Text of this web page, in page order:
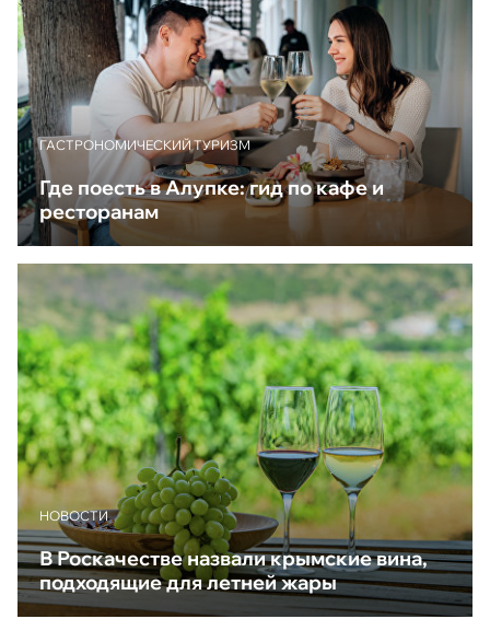
ГАСТРОНОМИЧЕСКИЙ ТУРИЗМ
Где поесть в Алупке: гид по кафе и
ресторанам
НОВОСТИ
В Роскачестве назвали крымские вина,
подходящие для летней жары